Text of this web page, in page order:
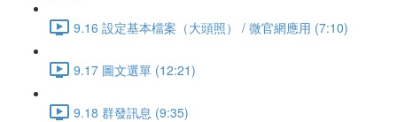
9.16 設定基本檔案（大頭照） / 微官網應用 (7:10)
9.17 圖文選單 (12:21)
9.18 群發訊息 (9:35)